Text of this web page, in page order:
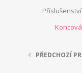
PŘEDCHOZÍ